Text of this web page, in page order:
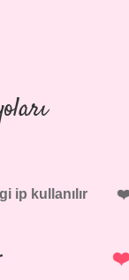
ip kullanılır